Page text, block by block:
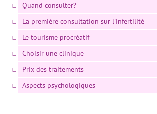
Quand consulter?
La première consultation sur l'infertilité
Le tourisme procréatif
Choisir une clinique
Prix des traitements
Aspects psychologiques